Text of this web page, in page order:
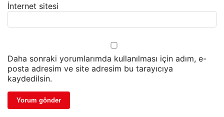
İnternet sitesi
Daha sonraki yorumlarımda kullanılması için adım, e-
posta adresim ve site adresim bu tarayıcıya
kaydedilsin.